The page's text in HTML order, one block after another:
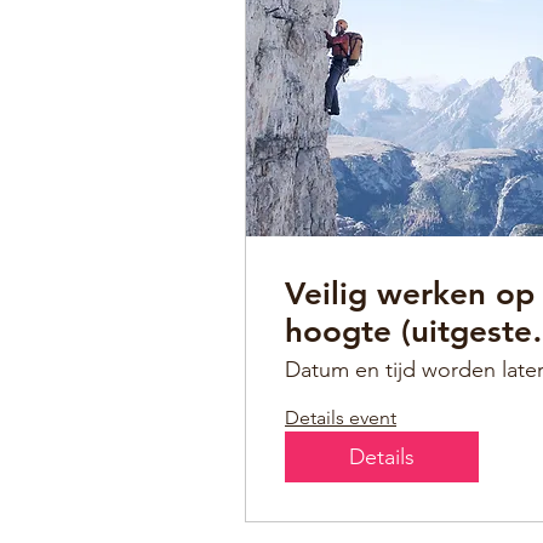
Veilig werken op
hoogte
tot nader bericht)
Datum en tijd worden later
Details event
Details